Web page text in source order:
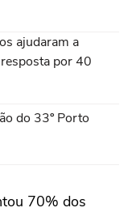
ajudaram a
por 40
do 33º Porto
70% dos